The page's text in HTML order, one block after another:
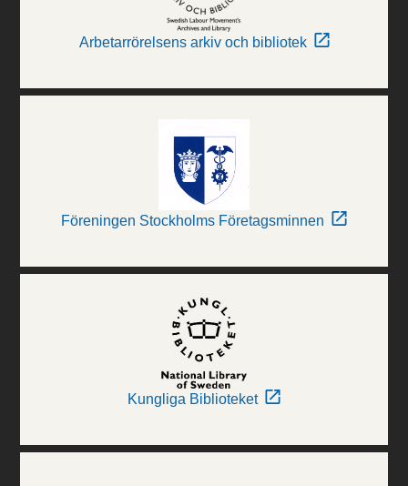
Arbetarrörelsens arkiv och bibliotek
Föreningen Stockholms Företagsminnen
Kungliga Biblioteket